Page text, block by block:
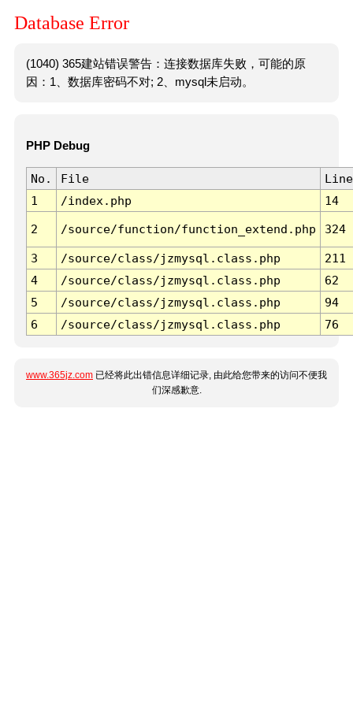
Database Error
(1040) 365建站错误警告：连接数据库失败，可能的原
因：1、数据库密码不对; 2、mysql未启动。
PHP Debug
No. File
Line
1
/index.php 14
2 /source/function/function_extend.php 324
3 /source/class/jzmysql.class.php
211
4
/source/class/jzmysql.class.php
62
5
/source/class/jzmysql.class.php
94
6
/source/class/jzmysql.class.php 76
www.365jz.com 已经将此出错信息详细记录, 由此给您带来的访问不便我
们深感歉意.